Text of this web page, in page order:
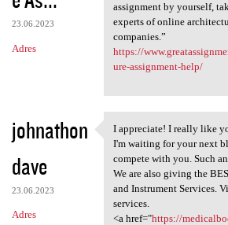
23.06.2023
Adres
assignment by yourself,
experts of online
companies.”
https://
ure-assignment-help/
johnathon
dave
23.06.2023
Adres
I appreciate! I really
I appreciate! I really like
I'm waiting for your next
compete with you. Such
We are also giving the
and Instrument Services.
services.
<a href="https://